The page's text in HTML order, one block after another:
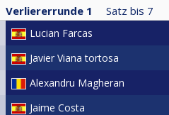
Verliererrunde 1 Satz bis 7
Lucian Farcas
Javier Viana tortosa
Alexandru Magheran
Jaime Costa